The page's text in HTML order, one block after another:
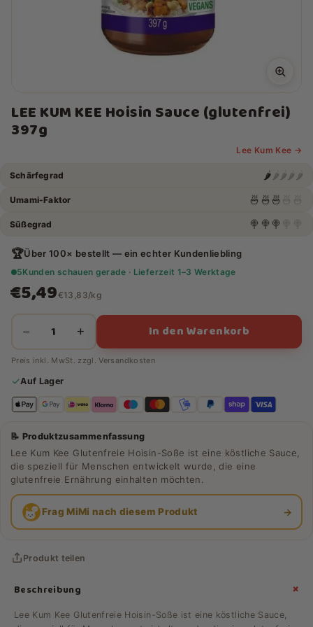
LEE KUM KEE Hoisin Sauce (glutenfrei)
397g
Lee Kum Kee →
Schärfegrad 🌶️ 🌶️ 🌶️ 🌶️ 🌶️
Umami-Faktor 🍜 🍜 🍜 🍜 🍜
Süßegrad 🍭 🍭 🍭
🏆Über 100× bestellt — ein echter Kundenliebling
5Kunden schauen gerade · Lieferzeit 1–3 Werktage
€5,49€13,83/kg
− + In den Warenkorb
Preis inkl. MwSt. zzgl.Versandkosten
✓Auf Lager
📝 Produktzusammenfassung
Lee Kum Kee Glutenfreie Hoisin-Soße ist eine köstliche Sauce,
die speziell für Menschen entwickelt wurde, die eine
glutenfreie Ernährung einhalten möchten.
Frag MiMi nach diesem Produkt →
Produkt teilen
Beschreibung +
Lee Kum Kee Glutenfreie Hoisin-Soße ist eine köstliche Sauce,